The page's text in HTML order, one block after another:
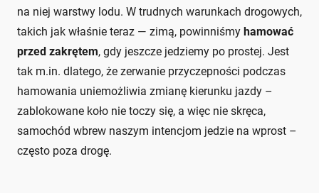
na niej warstwy lodu. W trudnych warunkach drogowych,
takich jak właśnie teraz — zimą, powinniśmy hamować
przed zakrętem, gdy jeszcze jedziemy po prostej. Jest
tak m.in. dlatego, że zerwanie przyczepności podczas
hamowania uniemożliwia zmianę kierunku jazdy –
zablokowane koło nie toczy się, a więc nie skręca,
samochód wbrew naszym intencjom jedzie na wprost –
często poza drogę.